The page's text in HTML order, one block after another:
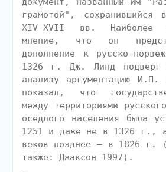
грамотой", сохранившийся
XIV-XVII вв. Наиболее
мнение, что он
дополнение к русско-
1326 г. Дж. Линд подверг
анализу аргументацию И.П.
показал, что
между территориями
оседлого населения была
1251 и даже не в 1326 г.,
веков позднее — в 1826 г.
также: Джаксон 1997).